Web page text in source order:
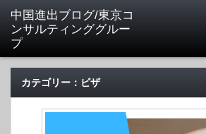
中国進出ブログ/東京コ
ンサルティンググルー
プ
カテゴリー：ビザ